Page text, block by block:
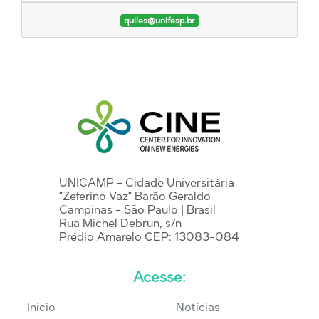
quiles@unifesp.br
UNICAMP - Cidade Universitária
"Zeferino Vaz" Barão Geraldo
Campinas - São Paulo | Brasil
Rua Michel Debrun, s/n
Prédio Amarelo CEP: 13083-084
Acesse:
Início Notícias